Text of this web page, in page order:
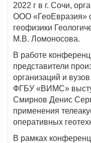
2022 г в г. Сочи,
ООО «ГеоЕвразия»
геофизики
М.В. Ломоносова.
В работе
представители
организаций и
ФГБУ «ВИМС»
Смирнов Денис
применения
оперативных
В рамках